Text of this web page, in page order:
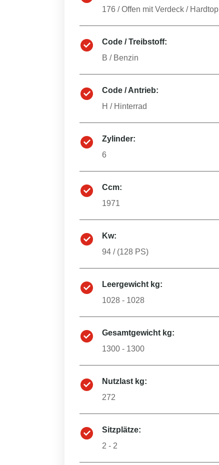
176 /Offen mit Verdeck / Hardtop
Code / Treibstoff:
B / Benzin
Code / Antrieb:
H / Hinterrad
Zylinder:
6
Ccm:
1971
Kw:
94 / (128 PS)
Leergewicht kg:
1028 - 1028
Gesamtgewicht kg:
1300 - 1300
Nutzlast kg:
272
Sitzplätze:
2 - 2